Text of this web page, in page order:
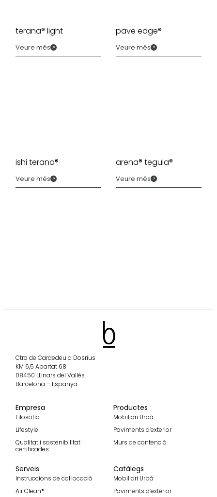
terana® light
Veure més
pave edge®
Veure més
ishi terana®
Veure més
arena® tegula®
Veure més
Ctra de Cardedeu a Dosrius
KM 6,5 Apartat 68
08450 LLinars del Vallès.
Barcelona – Espanya
Empresa
Filosofia
Lifestyle
Qualitat i sostenibilitat
certificades
Productes
Mobiliari Urbà
Paviments d’exterior
Murs de contenció
Serveis
Instruccions de col·locació
Air Clean®
Catàlegs
Mobiliari Urbà
Paviments d’exterior